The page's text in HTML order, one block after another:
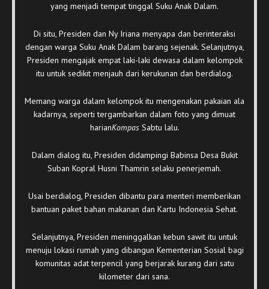
yang menjadi tempat tinggal Suku Anak Dalam.
Di situ, Presiden dan Ny Iriana menyapa dan berinteraksi
dengan warga Suku Anak Dalam barang sejenak. Selanjutnya,
Presiden mengajak empat laki-laki dewasa dalam kelompok
itu untuk sedikit menjauh dari kerukunan dan berdialog.
Memang warga dalam kelompok itu mengenakan pakaian ala
kadarnya, seperti tergambarkan dalam foto yang dimuat
harianKompasSabtu lalu.
Dalam dialog itu, Presiden didampingi Babinsa Desa Bukit
Suban Kopral Husni Thamrin selaku penerjemah.
Usai berdialog, Presiden dibantu para menteri memberikan
bantuan paket bahan makanan dan Kartu Indonesia Sehat.
Selanjutnya, Presiden meninggalkan kebun sawit itu untuk
menuju lokasi rumah yang dibangun Kementerian Sosial bagi
komunitas adat terpencil yang berjarak kurang dari satu
kilometer dari sana.